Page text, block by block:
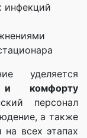
инфекций
уделяется
и комфорту
персонал
а также
всех этапах